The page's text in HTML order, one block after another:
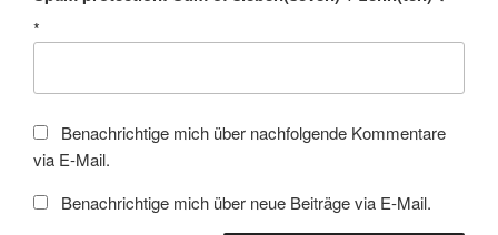
*
Benachrichtige mich über nachfolgende Kommentare
via E-Mail.
Benachrichtige mich über neue Beiträge via E-Mail.